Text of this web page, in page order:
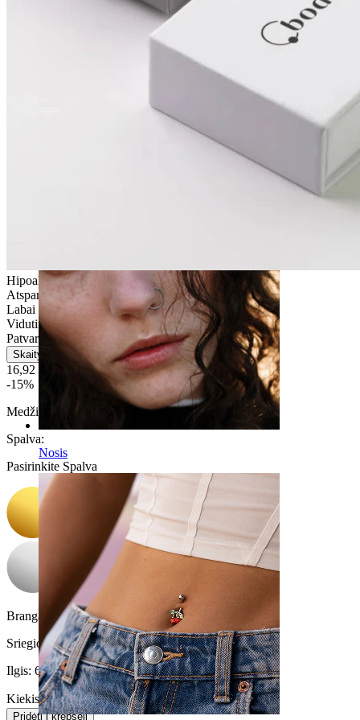
Nosis
Hipoalerginis
Atsparus vandeniui
Labai lengvas
Vidutinio naudojimo
Patvarus
Skaityti daugiau
16,92 €
-15%
Medžiaga:
Spalva:
Pasirinkite Spalva
Brangakmenio spalva:
Sriegio storis:1,2 mm
Ilgis: 6 mm
Kiekis 1 Keitimas
Pridėti į krepšelį